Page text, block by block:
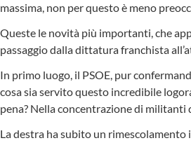
massima, non per questo è meno
Queste le novità più importanti, che
passaggio dalla dittatura franchista
In primo luogo, il PSOE, pur
cosa sia servito questo incredibile
pena? Nella concentrazione di
La destra ha subito un